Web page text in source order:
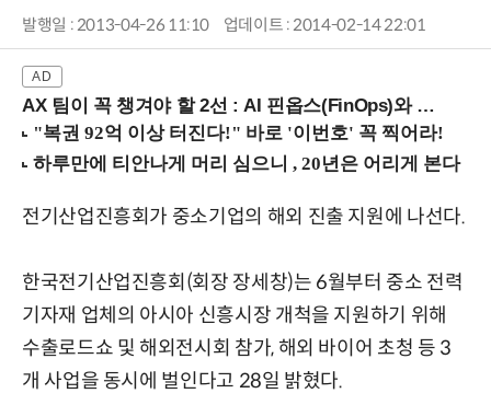
발행일 : 2013-04-26 11:10 업데이트 : 2014-02-14 22:01
AX 팀이 꼭 챙겨야 할 2선 : AI 핀옵스(FinOps)와 토큰 거버넌스 (8/21 잠실역)
전기산업진흥회가 중소기업의 해외 진출 지원에 나선다.
한국전기산업진흥회(회장 장세창)는 6월부터 중소 전력
기자재 업체의 아시아 신흥시장 개척을 지원하기 위해
수출로드쇼 및 해외전시회 참가, 해외 바이어 초청 등 3
개 사업을 동시에 벌인다고 28일 밝혔다.